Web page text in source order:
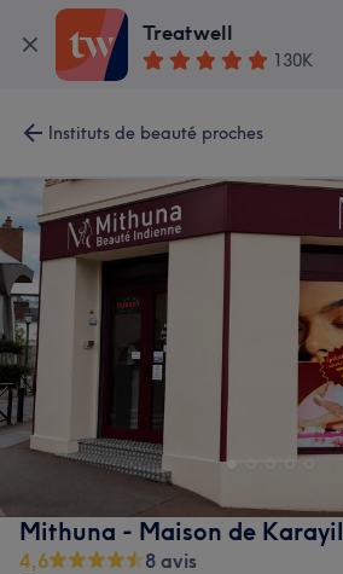
Treatwell
130K
Instituts de beauté proches
Mithuna - Maison de Karayil
4,6
8 avis